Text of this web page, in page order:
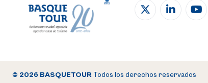
© 2026 BASQUETOUR Todos los derechos reservados